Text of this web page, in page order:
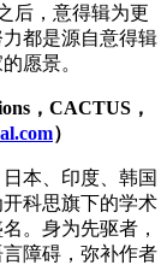
后，意得辑为更
都是源自意得辑
愿景。
， CACTUS ，
）
本、印度、韩国
科思旗下的学术
。身为先驱者，
障碍，弥补作者